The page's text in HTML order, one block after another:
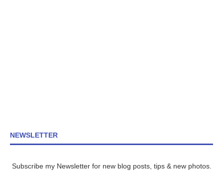
NEWSLETTER
Subscribe my Newsletter for new blog posts, tips & new photos.